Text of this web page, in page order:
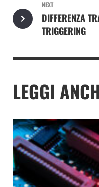
NEXT
DIFFERENZA
TRIGGERING
LEGGI